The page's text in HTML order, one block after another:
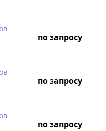
по запросу
по запросу
по запросу